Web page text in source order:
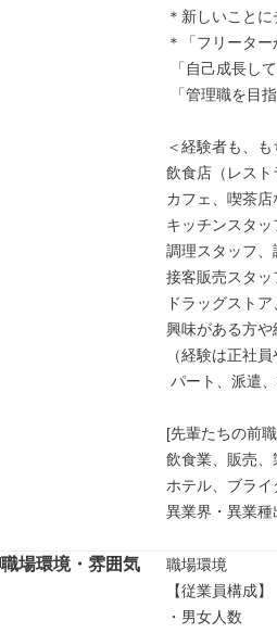
＊新しいこと
＊「フリータ
＜経験者も、も
飲食店（レスト
カフェ、喫茶店
キッチンスタッ
調理スタッフ、
接客販売スタッ
ドラッグスト
興味がある方や
（経験は正社
[先輩たちの前
飲食業、販売、
ホテル、ブライ
異業界・異業種
職場環境・雰囲気
職場環境
【従業員構成】
・男女人数